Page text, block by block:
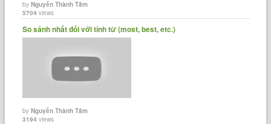
byNguyễn Thành Tâm
5704 views
So sánh nhất đối với tính từ (most, best, etc.)
byNguyễn Thành Tâm
3194 views